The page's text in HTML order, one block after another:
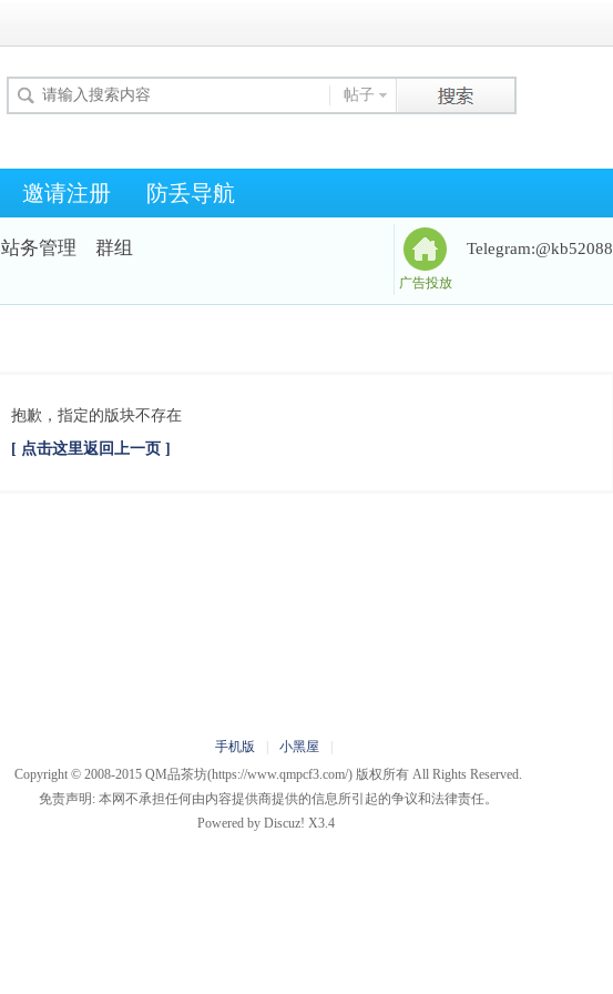
帖子
邀请注册 防丢导航
站务管理 群组 Telegram:@kb52088
广告投放
抱歉，指定的版块不存在
[ 点击这里返回上一页 ]
手机版 小黑屋
Copyright © 2008-2015 QM品茶坊(https://www.qmpcf3.com/) 版权所有 All Rights Reserved.
免责声明: 本网不承担任何由内容提供商提供的信息所引起的争议和法律责任。
Powered byDiscuz! X3.4